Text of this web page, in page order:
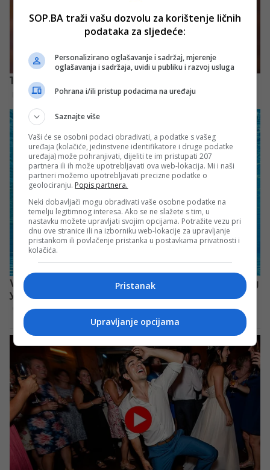
SOP.BA traži vašu dozvolu za korištenje ličnih
podataka za sljedeće:
Personalizirano oglašavanje i sadržaj, mjerenje
oglašavanja i sadržaja, uvidi u publiku i razvoj usluga
Pohrana i/ili pristup podacima na uređaju
Saznajte više
Vaši će se osobni podaci obrađivati, a podatke s vašeg
uređaja (kolačiće, jedinstvene identifikatore i druge podatke
uređaja) može pohranjivati, dijeliti te im pristupati 207
partnera ili ih može upotrebljavati ova web-lokacija. Mi i naši
partneri možemo upotrebljavati precizne podatke o
geolociranju. Popis partnera.
Neki dobavljači mogu obrađivati vaše osobne podatke na
temelju legitimnog interesa. Ako se ne slažete s tim, u
nastavku možete upravljati svojim opcijama. Potražite vezu pri
dnu ove stranice ili na izborniku web-lokacije za upravljanje
pristankom ili povlačenje pristanka u postavkama privatnosti i
kolačića.
Pristanak
Upravljanje opcijama